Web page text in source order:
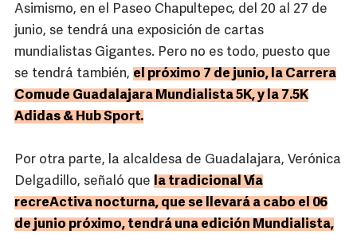
Asimismo, en el Paseo Chapultepec, del 20 al 27 de
junio, se tendrá una exposición de cartas
mundialistas Gigantes. Pero no es todo, puesto que
se tendrá también, el próximo 7 de junio, la Carrera
Comude Guadalajara Mundialista 5K, y la 7.5K
Adidas & Hub Sport.
Por otra parte, la alcaldesa de Guadalajara, Verónica
Delgadillo, señaló que la tradicional Vía
recreActiva nocturna, que se llevará a cabo el 06
de junio próximo, tendrá una edición Mundialista,